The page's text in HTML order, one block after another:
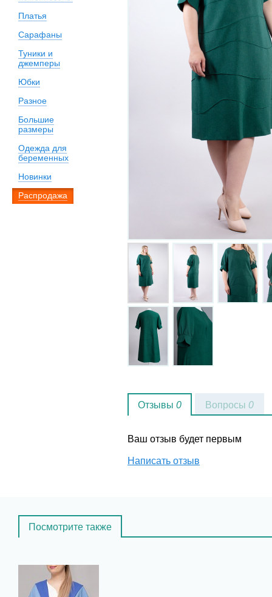
Платья
Сарафаны
Туники и
джемперы
Юбки
Разное
Большие
размеры
Одежда для
беременных
Новинки
Распродажа
Отзывы 0
Ваш отзыв будет первым
Написать отзыв
Вопросы 0
Посмотрите также